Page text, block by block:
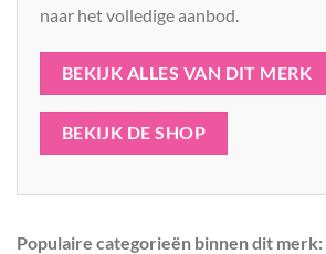
naar het volledige aanbod.
BEKIJK ALLES VAN DIT MERK
BEKIJK DE SHOP
Populaire categorieën binnen dit merk: